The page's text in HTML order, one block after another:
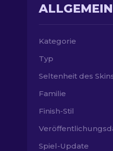
Kategorie
Typ
Seltenheit des
Familie
Finish-Stil
Spiel-Update